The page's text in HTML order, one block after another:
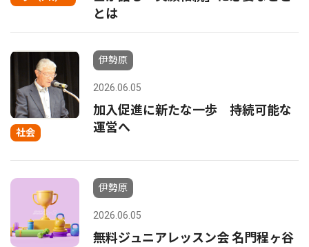
とは
社会
伊勢原
2026.06.05
加入促進に新たな一歩 持続可能な
運営へ
伊勢原
2026.06.05
無料ジュニアレッスン会 名門程ヶ谷